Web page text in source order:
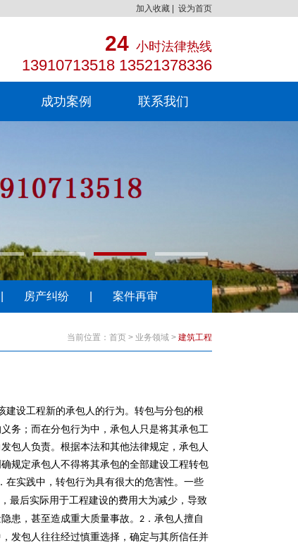
加入收藏 设为首页
24 小时法律热线
13910713518 13521378336
成功案例 联系我们
房产纠纷 案件再审
当前位置： 首页 > 业务领域 > 建筑工程
设工程新的承包人的行为。转包与分包的根
务；而在分包行为中，承包人只是将其承包工
包人负责。根据本法和其他法律规定，承包人
规定承包人不得将其承包的全部建设工程转包
．在实践中，转包行为具有很大的危害性。一些
最后实际用于工程建设的费用大为减少，导致
患，甚至造成重大质量事故。 2 ．承包人擅自
发包人往往经过慎重选择，确定与其所信任并